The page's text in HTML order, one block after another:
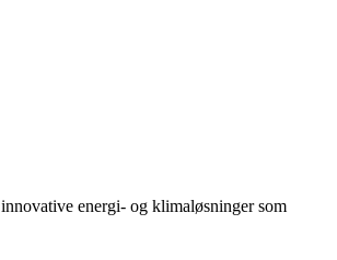
energi- og klimaløsninger som